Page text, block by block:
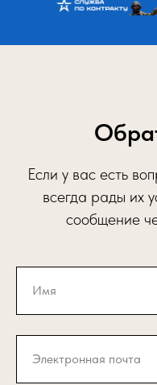
Если у вас есть
всегда рады их
сообщение
Имя
Электронная почта